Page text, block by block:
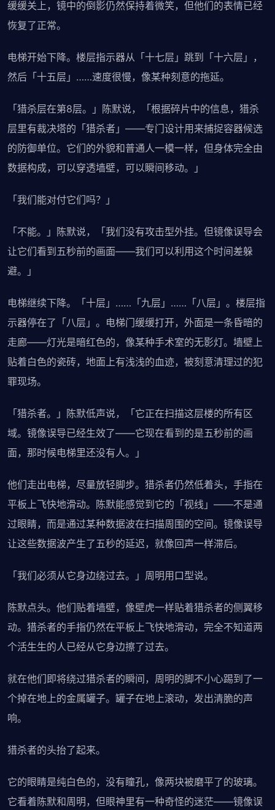
缓缓关上，镜中的倒影仍然保持着微笑，但他们的表情已经
恢复了正常。
电梯开始下降。楼层指示器从「十七层」跳到「十六层」，
然后「十五层」……速度很慢，像某种刻意的拖延。
「猎杀层在第8层。」陈默说，「根据碎片中的信息，猎杀
层里有裁决塔的「猎杀者」——专门设计用来捕捉容器候选
的防御单位。它们的外貌和普通人一模一样，但身体完全由
数据构成，可以穿透墙壁，可以瞬间移动。」
「我们能对付它们吗？」
「不能。」陈默说，「我们没有攻击型外挂。但镜像误导会
让它们看到五秒前的画面——我们可以利用这个时间差躲
避。」
电梯继续下降。「十层」……「九层」……「八层」。楼层指
示器停在了「八层」。电梯门缓缓打开，外面是一条昏暗的
走廊——灯光是暗红色的，像某种手术室的无影灯。墙壁上
贴着白色的瓷砖，地面上有浅浅的血迹，被刻意清理过的犯
罪现场。
「猎杀者。」陈默低声说，「它正在扫描这层楼的所有区
域。镜像误导已经生效了——它现在看到的是五秒前的画
面，那时候电梯里还没有人。」
他们走出电梯，尽量放轻脚步。猎杀者仍然低着头，手指在
平板上飞快地滑动。陈默能感觉到它的「视线」——不是通
过眼睛，而是通过某种数据波在扫描周围的空间。镜像误导
让这些数据波产生了五秒的延迟，就像回声一样滞后。
「我们必须从它身边绕过去。」周明用口型说。
陈默点头。他们贴着墙壁，像壁虎一样贴着猎杀者的侧翼移
动。猎杀者的手指仍然在平板上飞快地滑动，完全不知道两
个活生生的人已经从它身边擦了过去。
就在他们即将绕过猎杀者的瞬间，周明的脚不小心踢到了一
个掉在地上的金属罐子。罐子在地上滚动，发出清脆的声
响。
猎杀者的头抬了起来。
它的眼睛是纯白色的，没有瞳孔，像两块被磨平了的玻璃。
它看着陈默和周明，但眼神里有一种奇怪的迷茫——镜像误